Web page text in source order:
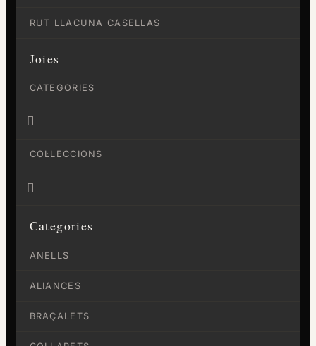
RUT LLACUNA CASELLAS
Joies
CATEGORIES

COL·LECCIONS

Categories
ANELLS
ALIANCES
BRAÇALETS